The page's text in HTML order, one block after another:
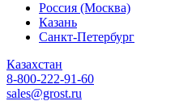
Россия (Москва)
Казань
Санкт-Петербург
Казахстан
8-800-222-91-60
sales@grost.ru